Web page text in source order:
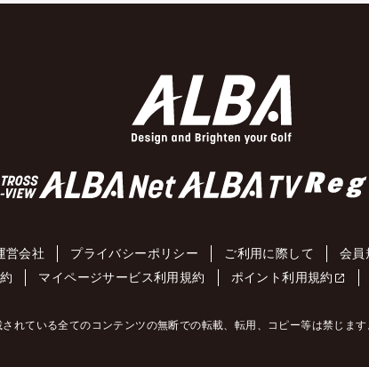
営会社 プライバシーポリシー ご利用に際して 会員
マイページサービス利用規約 ポイント利用規約
されている全てのコンテンツの無断での転載、転用、コピー等は禁じま